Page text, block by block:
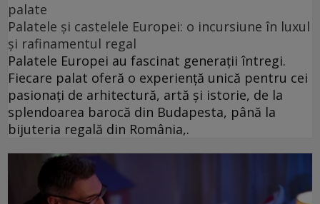
palate
Palatele și castelele Europei: o incursiune în luxul
și rafinamentul regal
Palatele Europei au fascinat generații întregi.
Fiecare palat oferă o experiență unică pentru cei
pasionați de arhitectură, artă și istorie, de la
splendoarea barocă din Budapesta, până la
bijuteria regală din România,.